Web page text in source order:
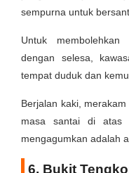
sempurna untuk
Untuk membolehkan
dengan selesa,
tempat duduk dan
Berjalan kaki,
masa santai di atas
mengagumkan adalah
6. Bukit